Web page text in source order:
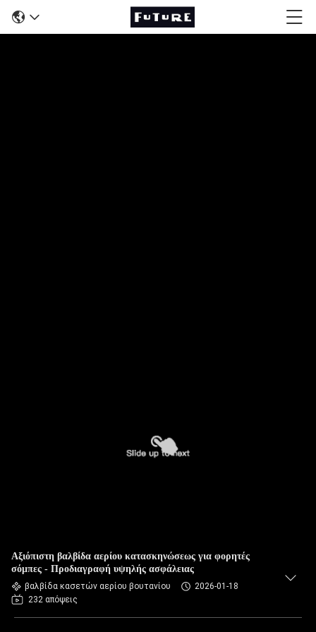
Αξιόπιστη βαλβίδα αερίου κατασκηνώσεως για φορητές
σόμπες - Προδιαγραφή υψηλής ασφάλειας
βαλβίδα κασετών αερίου βουτανίου
2026-01-18
232 απόψεις